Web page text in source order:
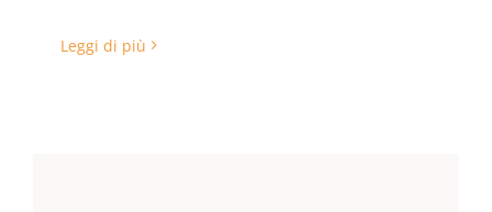
Leggi di più